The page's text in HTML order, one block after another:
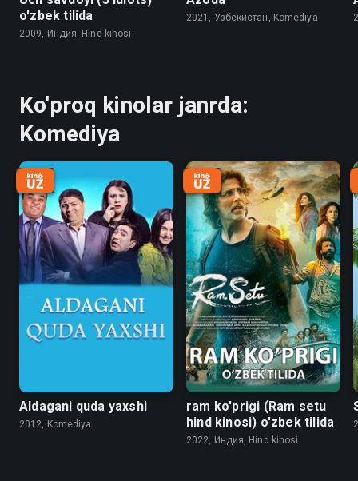
o'zbek tilida
2009, Индия, Hind kinosi
2021, Узбекистан, Komediya
Ko'proq kinolar janrda:
Komediya
Aldagani quda yaxshi
2012, Komediya
ram ko'prigi (Ram setu
hind kinosi) o'zbek tilida
2022, Индия, Hind kinosi